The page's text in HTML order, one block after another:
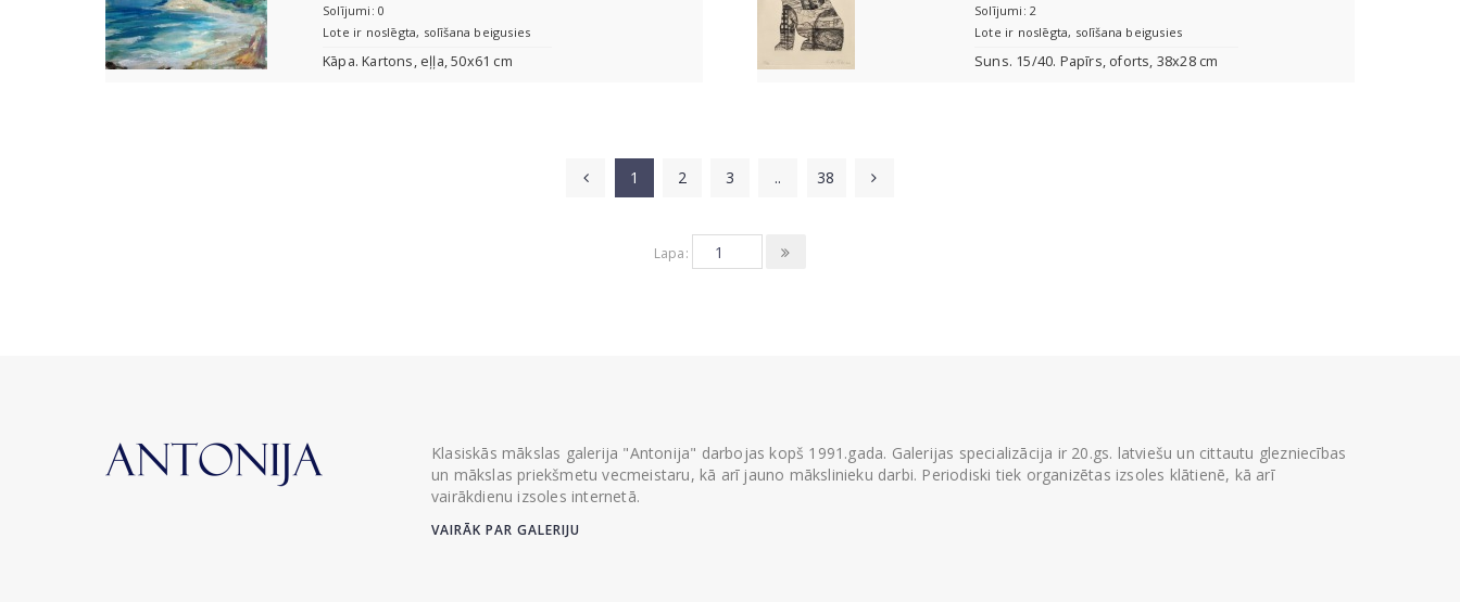
Solījumi: 0
Lote ir noslēgta, solīšana beigusies
Kāpa. Kartons, eļļa, 50x61 cm
Solījumi: 2
Lote ir noslēgta, solīšana beigusies
Suns. 15/40. Papīrs, oforts, 38x28 cm
1 2 3 .. 38
Lapa:
Klasiskās mākslas galerija "Antonija" darbojas kopš 1991.gada. Galerijas specializācija ir 20.gs. latviešu un cittautu glezniecības
un mākslas priekšmetu vecmeistaru, kā arī jauno mākslinieku darbi. Periodiski tiek organizētas izsoles klātienē, kā arī
vairākdienu izsoles internetā.
VAIRĀK PAR GALERIJU